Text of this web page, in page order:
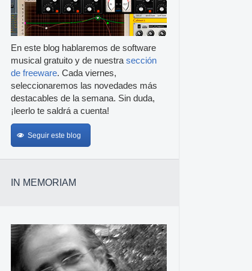
En este blog hablaremos de software
musical gratuito y de nuestra sección
de freeware. Cada viernes,
seleccionaremos las novedades más
destacables de la semana. Sin duda,
¡leerlo te saldrá a cuenta!
Seguir este blog
IN MEMORIAM